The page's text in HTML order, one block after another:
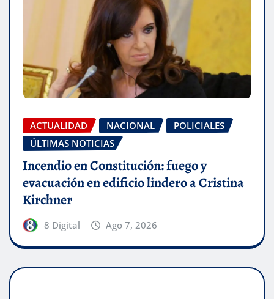
ACTUALIDAD NACIONAL
POLICIALES
ÚLTIMAS NOTICIAS
Incendio en Constitución: fuego y
evacuación en edificio lindero a Cristina
Kirchner
8 Digital Ago 7, 2026